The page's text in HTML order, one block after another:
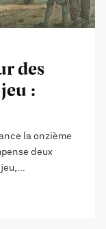
des
:
la onzième
deux